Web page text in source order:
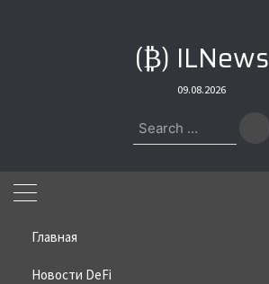
(₿) ILNews
09.08.2026
Search
for:
Главная
Новости DeFi